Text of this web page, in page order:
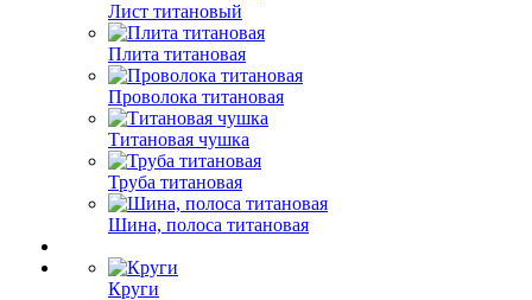
Лист титановый
Плита титановая
Проволока титановая
Титановая чушка
Труба титановая
Шина, полоса титановая
Круги